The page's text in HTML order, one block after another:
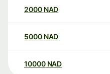
2000 NAD
5000 NAD
10000 NAD